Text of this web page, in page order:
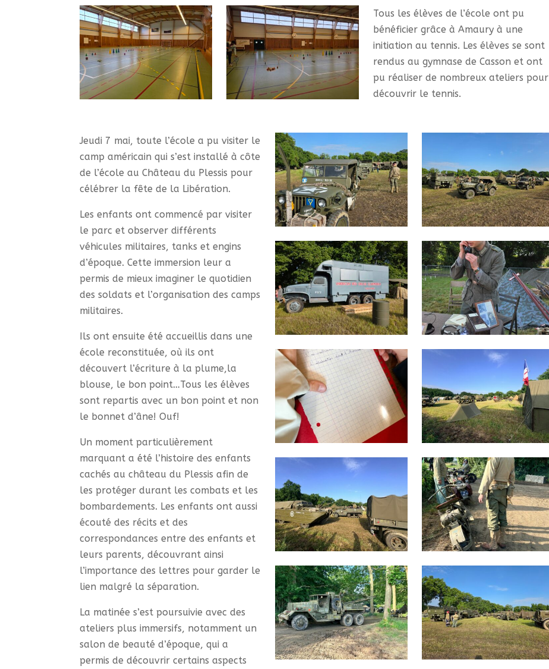
Tous les élèves de l’école ont pu
bénéficier grâce à Amaury à une
initiation au tennis. Les élèves se sont
rendus au gymnase de Casson et ont
pu réaliser de nombreux ateliers pour
découvrir le tennis.
Jeudi 7 mai, toute l’école a pu visiter le
camp américain qui s’est installé à côte
de l’école au Château du Plessis pour
célébrer la fête de la Libération.
Les enfants ont commencé par visiter
le parc et observer différents
véhicules militaires, tanks et engins
d’époque. Cette immersion leur a
permis de mieux imaginer le quotidien
des soldats et l’organisation des camps
militaires.
Ils ont ensuite été accueillis dans une
école reconstituée, où ils ont
découvert l’écriture à la plume,la
blouse, le bon point…Tous les élèves
sont repartis avec un bon point et non
le bonnet d’âne! Ouf!
Un moment particulièrement
marquant a été l’histoire des enfants
cachés au château du Plessis afin de
les protéger durant les combats et les
bombardements. Les enfants ont aussi
écouté des récits et des
correspondances entre des enfants et
leurs parents, découvrant ainsi
l’importance des lettres pour garder le
lien malgré la séparation.
La matinée s’est poursuivie avec des
ateliers plus immersifs, notamment un
salon de beauté d’époque, qui a
permis de découvrir certains aspects